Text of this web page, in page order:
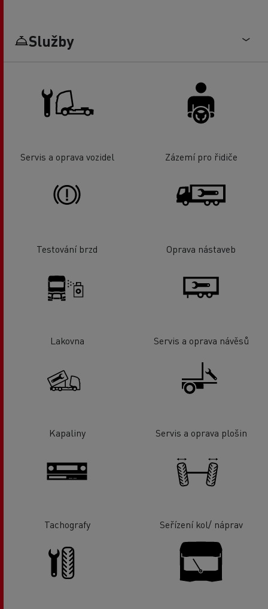
Služby
Servis a oprava vozidel Zázemí pro řidiče
Testování brzd Oprava nástaveb
Lakovna Servis a oprava návěsů
Kapaliny Servis a oprava plošin
Tachografy Seřízení kol/ náprav